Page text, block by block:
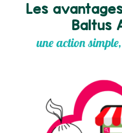
Les
Baltus
une action